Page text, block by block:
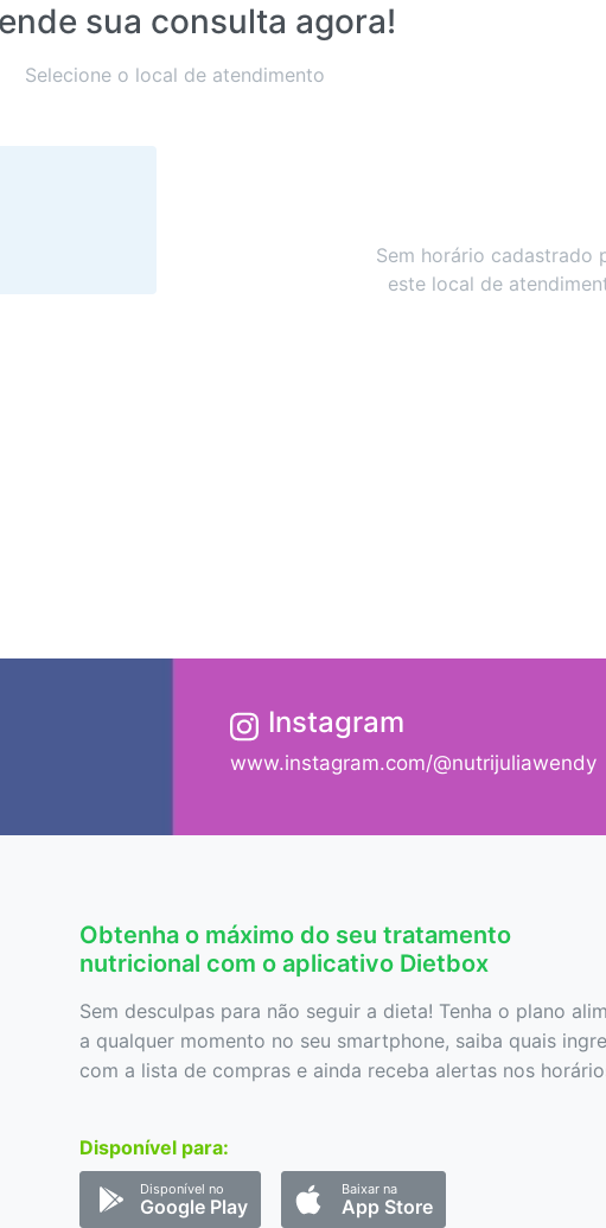
sua consulta agora!
Selecione o local de atendimento
Sem horário cadastrado
este local de
Instagram
www.instagram.com/@nutrijuliawendy
Obtenha o máximo do seu tratamento
nutricional com o aplicativo Dietbox
Sem desculpas para não seguir a dieta! Tenha o plano
a qualquer momento no seu smartphone, saiba quais
com a lista de compras e ainda receba alertas nos
Disponível para:
Disponível no
Google Play
Baixar na
App Store